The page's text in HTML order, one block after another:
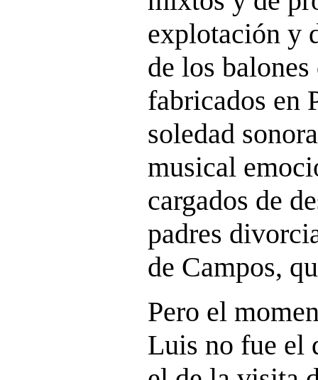
explotación y
de los
fabricados en
soledad
musical
cargados de
padres
de Campos,
Pero el
Luis no fue el